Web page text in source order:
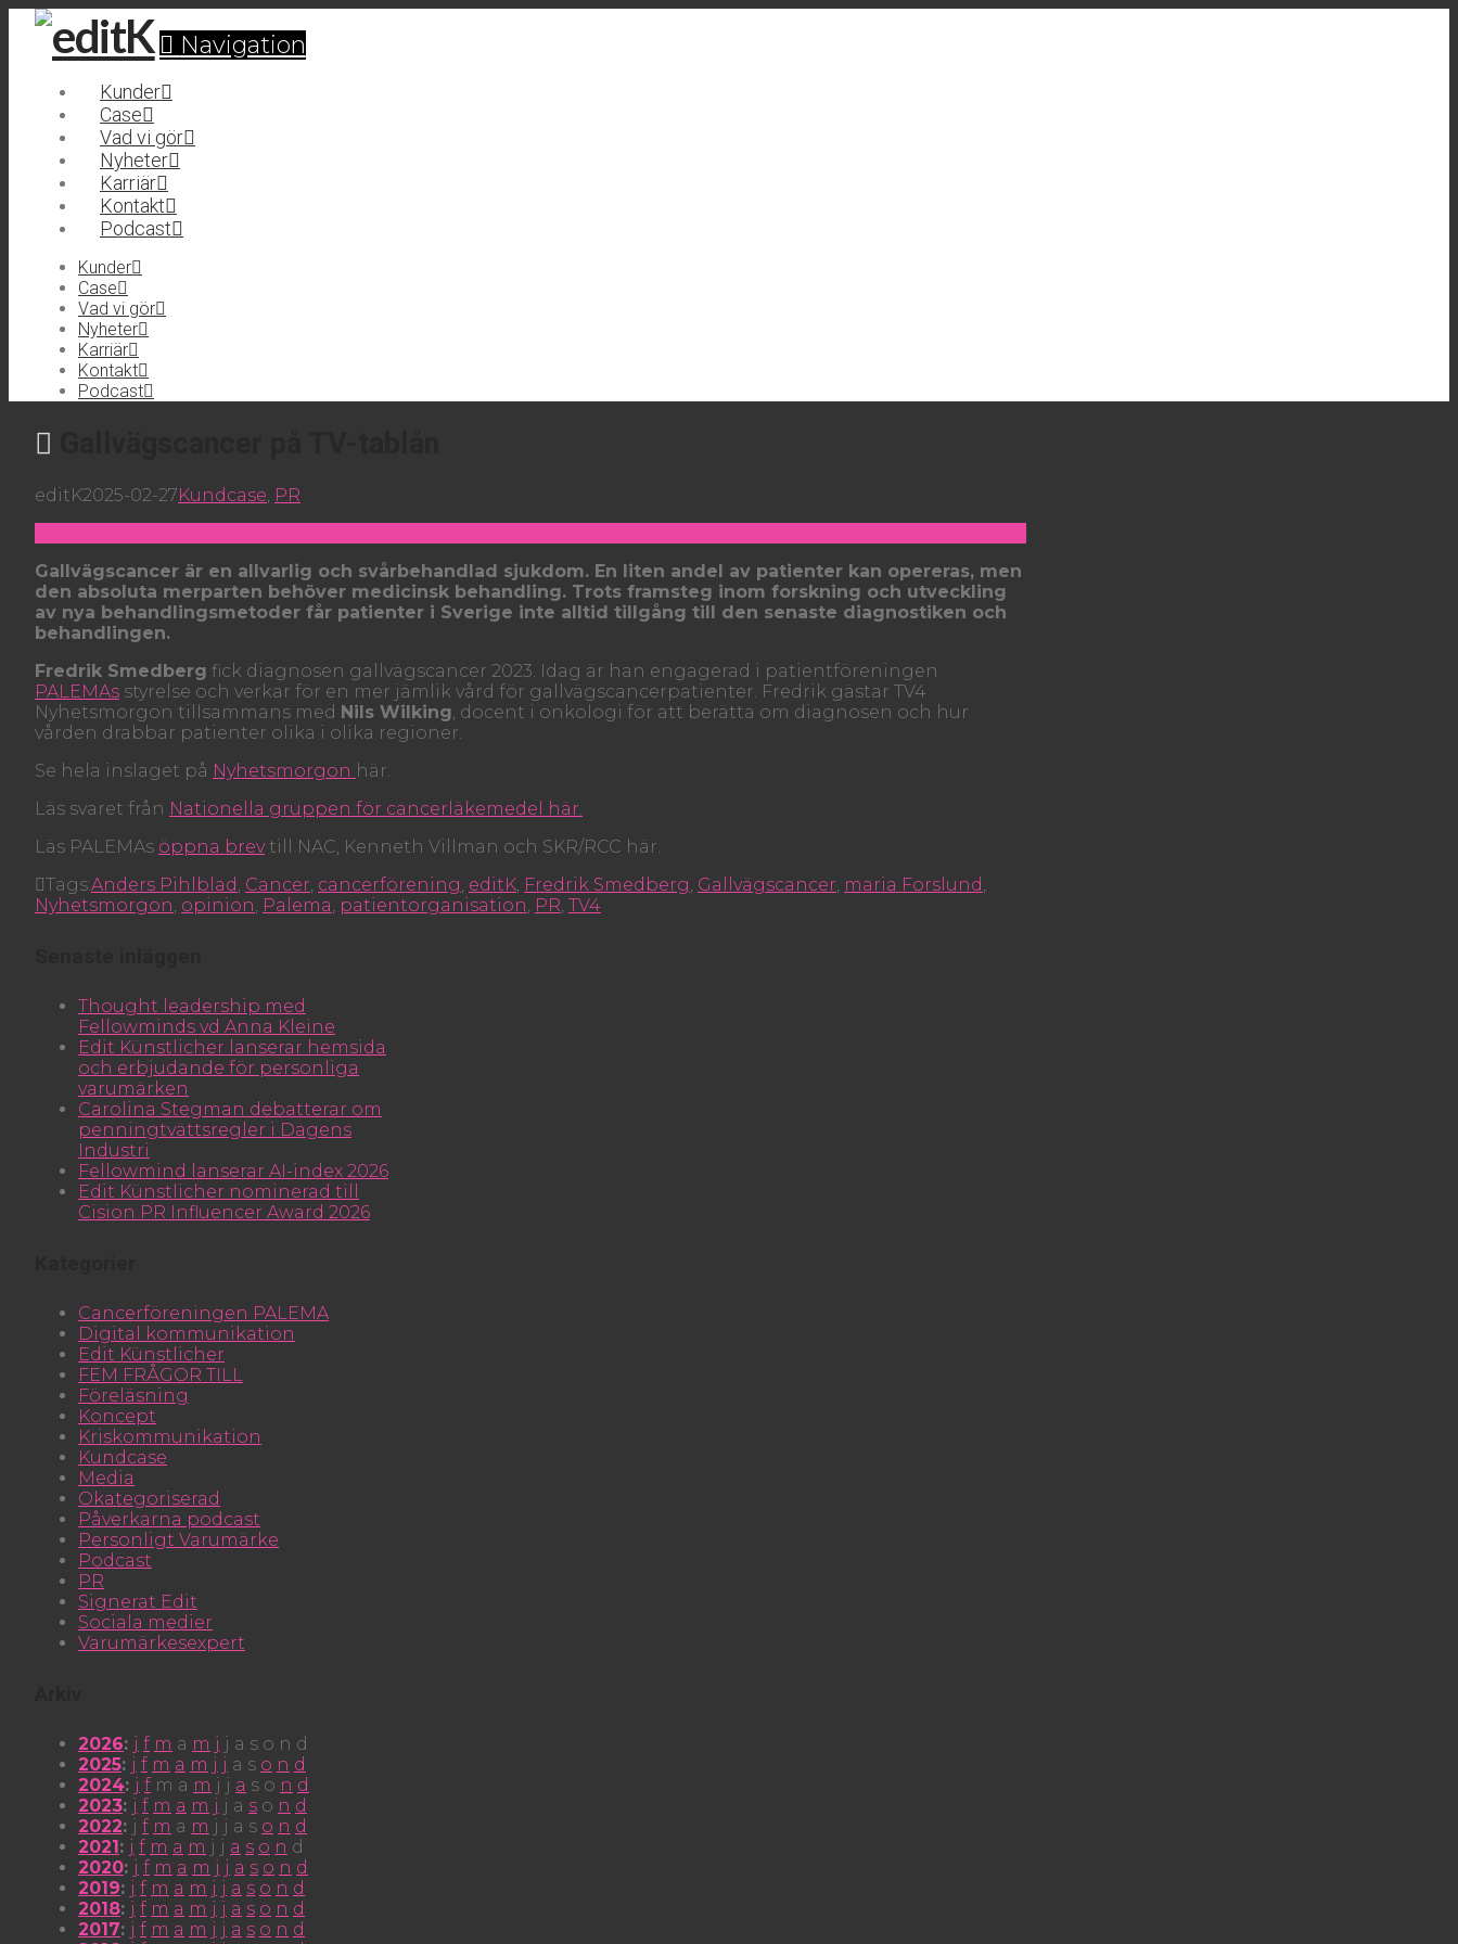
Navigation
Kunder
Case
Vad vi gör
Nyheter
Karriär
Kontakt
Podcast
Kunder
Case
Vad vi gör
Nyheter
Karriär
Kontakt
Podcast
editK2025-02-27Kundcase, PR
Gallvägscancer är en allvarlig och svårbehandlad sjukdom. En liten andel av patienter kan opereras, men
den absoluta merparten behöver medicinsk behandling. Trots framsteg inom forskning och utveckling
av nya behandlingsmetoder får patienter i Sverige inte alltid tillgång till den senaste diagnostiken och
behandlingen.
Fredrik Smedberg fick diagnosen gallvägscancer 2023. Idag är han engagerad i patientföreningen
PALEMAs styrelse och verkar för en mer jämlik vård för gallvägscancerpatienter. Fredrik gästar TV4
Nyhetsmorgon tillsammans med Nils Wilking, docent i onkologi för att berätta om diagnosen och hur
vården drabbar patienter olika i olika regioner.
Se hela inslaget på Nyhetsmorgon här.
Läs svaret från Nationella gruppen för cancerläkemedel här.
Läs PALEMAs öppna brevtill NAC, Kenneth Villman och SKR/RCC här.
Tags:Anders Pihlblad, Cancer, cancerförening, editK, Fredrik Smedberg, Gallvägscancer, maria Forslund,
Nyhetsmorgon, opinion, Palema, patientorganisation, PR, TV4
Thought leadership med
Fellowminds vd Anna Kleine
Edit Künstlicher lanserar hemsida
och erbjudande för personliga
varumärken
Carolina Stegman debatterar om
penningtvättsregler i Dagens
Industri
Fellowmind lanserar AI-index 2026
Edit Künstlicher nominerad till
Cision PR Influencer Award 2026
Cancerföreningen PALEMA
Digital kommunikation
Edit Künstlicher
FEM FRÅGOR TILL
Föreläsning
Koncept
Kriskommunikation
Kundcase
Media
Okategoriserad
Påverkarna podcast
Personligt Varumärke
Podcast
PR
Signerat Edit
Sociala medier
Varumärkesexpert
2026: j f m a m j j a s o n d
2025: j f m a m j j a s o n d
2024: j f m a m j j a s o n d
2023: j f m a m j j a s o n d
2022: j f m a m j j a s o n d
2021 : j f m a m j j a s o n d
2020: j f m a m j j a s o n d
2019: j f m a m j j a s o n d
2018: j f m a m j j a s o n d
2017: j f m a m j j a s o n d